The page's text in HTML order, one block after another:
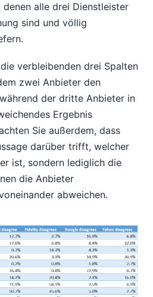
alle drei Dienstleister
sind und völlig
verbleibenden drei Spalten
zwei Anbieter den
der dritte Anbieter in
Ergebnis
Sie außerdem, dass
darüber trifft, welcher
ist, sondern lediglich die
die Anbieter
abweichen.